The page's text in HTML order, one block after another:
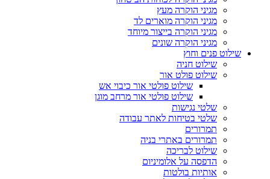
מגיני הוקרה מעץ
מגיני הוקרה מוארים לד
מגיני הוקרה בייצור מיוחד
מגיני הוקרה שונים
שילוט פנים וחוץ
שילוט חניה
שילוט פולט אור
שילוט פולטי אור כיבוי אש
שילוט פולטי אור מרחב מוגן
שלטי נגישות
שלטי בטיחות לאתר עבודה
תמרורים
תמרורים באתרי בניה
שילוט לבריכה
הדפסה על אלומיניום
אותיות בולטות